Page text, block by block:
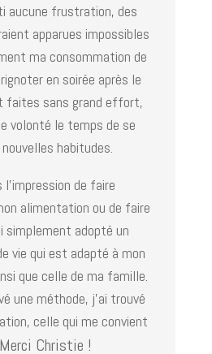
aucune frustration, des
apparues impossibles
ma consommation de
en soirée après le
faites sans grand effort,
volonté le temps de se
habitudes.
l’impression de faire
alimentation ou de faire
simplement adopté un
vie qui est adapté à mon
que celle de ma famille.
une méthode, j’ai trouvé
celle qui me convient
Merci Christie !